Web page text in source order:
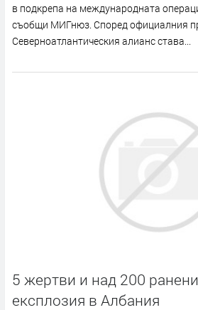
в подкрепа на международната
съобщи МИГнюз. Според официалния
Северноатлантическия алианс става...
5 жертви и над 200
експлозия в Албания